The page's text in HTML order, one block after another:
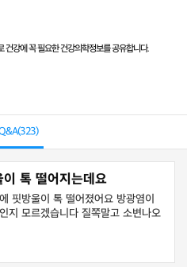
건강에 꼭 필요한 건강의학정보를 공유합니다.
323)
톡 떨어지는데요
핏방울이 톡 떨어졌어요 방광염이
지 모르겠습니다 질쪽말고 소변나오